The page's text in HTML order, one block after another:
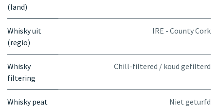
(land)
Whisky uit
(regio)
IRE - County Cork
Whisky
filtering
Chill-filtered / koud gefilterd
Whisky peat
Niet geturfd